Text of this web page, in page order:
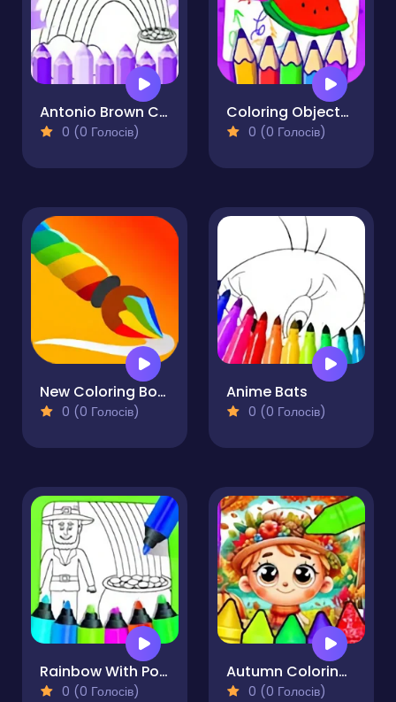
Antonio Brown Coloring Pages
0 (0 Голосів)
Coloring Objects for Kids
0 (0 Голосів)
New Coloring Book
0 (0 Голосів)
Anime Bats
0 (0 Голосів)
Rainbow With Pot Of Gold Coloring Pages
0 (0 Голосів)
Autumn Coloring Seasons Pages
0 (0 Голосів)